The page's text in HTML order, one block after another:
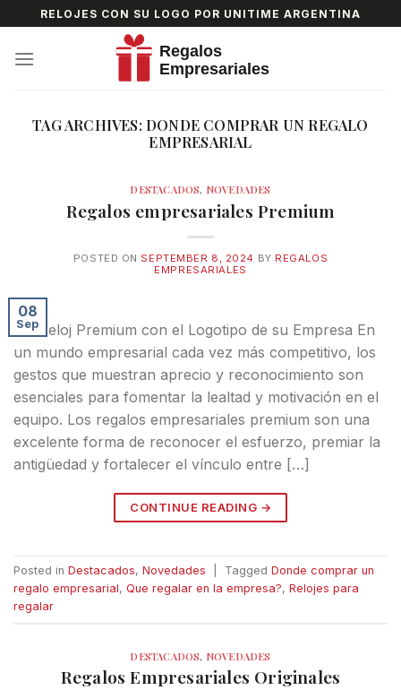
to
content
RELOJES CON SU LOGO POR UNITIME ARGENTINA
TAG ARCHIVES: DONDE COMPRAR UN REGALO
EMPRESARIAL
DESTACADOS, NOVEDADES
Regalos empresariales Premium
POSTED ON SEPTEMBER 8, 2024 BY REGALOS
EMPRESARIALES
08
Sep
Un Reloj Premium con el Logotipo de su Empresa En
un mundo empresarial cada vez más competitivo, los
gestos que muestran aprecio y reconocimiento son
esenciales para fomentar la lealtad y motivación en el
equipo. Los regalos empresariales premium son una
excelente forma de reconocer el esfuerzo, premiar la
antigüedad y fortalecer el vínculo entre […]
CONTINUE READING →
Posted in Destacados, Novedades Tagged Donde comprar un
regalo empresarial, Que regalar en la empresa?, Relojes para
regalar
DESTACADOS, NOVEDADES
Regalos Empresariales Originales